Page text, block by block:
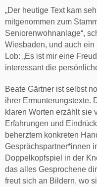
„Der heutige Text kam
mitgenommen zum
Seniorenwohnanlage“,
Wiesbaden, und auch
Lob: „Es ist mir eine
interessant die
Beate Gärtner ist selbst
ihrer Ermunterungstexte.
klaren Worten erzählt sie
Erfahrungen und
beherztem konkreten
Gesprächspartner*innen
Doppelkopfspiel in der
das alles Gesprochene
freut sich an Bildern, wo